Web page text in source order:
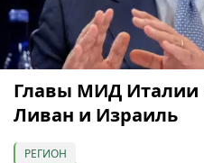
Главы МИД Италии
Ливан и Израиль
РЕГИОН